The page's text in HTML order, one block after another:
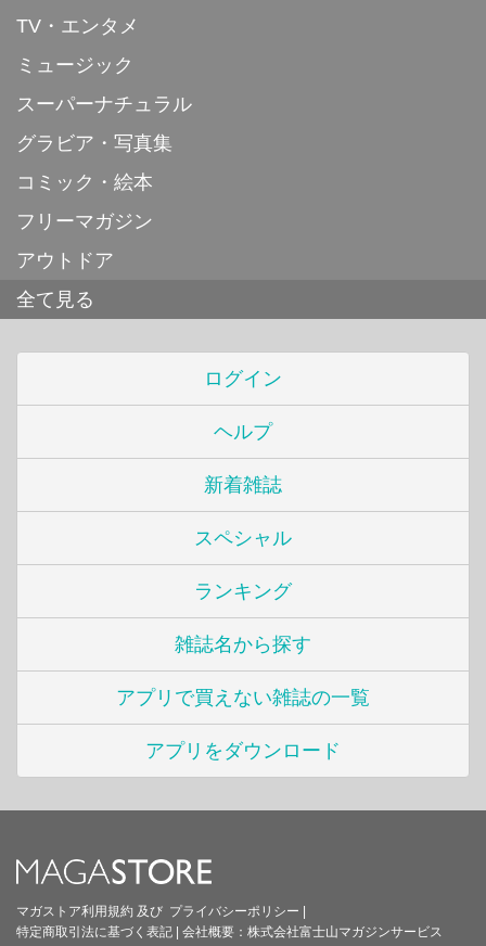
TV・エンタメ
ミュージック
スーパーナチュラル
グラビア・写真集
コミック・絵本
フリーマガジン
アウトドア
全て見る
ログイン
ヘルプ
新着雑誌
スペシャル
ランキング
雑誌名から探す
アプリで買えない雑誌の一覧
アプリをダウンロード
マガストア利用規約 及び プライバシーポリシー |
特定商取引法に基づく表記 | 会社概要： 株式会社富士山マガジンサービス